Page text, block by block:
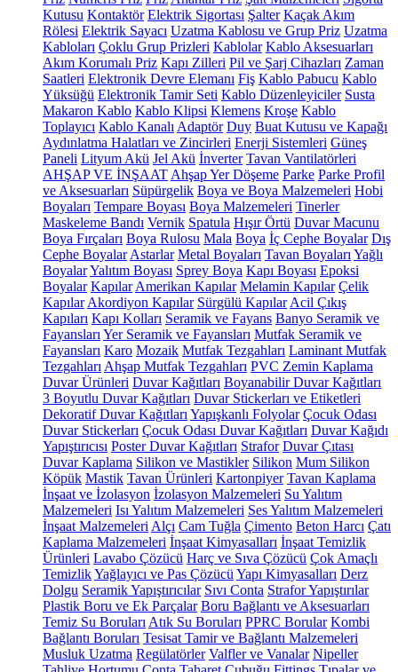
Kutusu Kontaktör Elektrik Sigortası Şalter Kaçak Akım
Rölesi Elektrik Sayacı Uzatma Kablosu ve Grup Priz Uzatma
Kabloları Çoklu Grup Prizleri Kablolar Kablo Aksesuarları
Akım Korumalı Priz Kapı Zilleri Pil ve Şarj Cihazları Zaman
Saatleri Elektronik Devre Elemanı Fiş Kablo Pabucu Kablo
Yüksüğü Elektronik Tamir Seti Kablo Düzenleyiciler Susta
Makaron Kablo Kablo Klipsi Klemens Kroşe Kablo
Toplayıcı Kablo Kanalı Adaptör Duy Buat Kutusu ve Kapağı
Aydınlatma Halatları ve Zincirleri Enerji Sistemleri Güneş
Paneli Lityum Akü Jel Akü İnverter Tavan Vantilatörleri
AHŞAP VE İNŞAAT Ahşap Yer Döşeme Parke Parke Profil
ve Aksesuarları Süpürgelik Boya ve Boya Malzemeleri Hobi
Boyaları Tempare Boyası Boya Malzemeleri Tinerler
Maskeleme Bandı Vernik Spatula Hışır Örtü Duvar Macunu
Boya Fırçaları Boya Rulosu Mala Boya İç Cephe Boyalar Dış
Cephe Boyalar Astarlar Metal Boyaları Tavan Boyaları Yağlı
BoyalarYalıtım Boyası Sprey Boya Kapı Boyası Epoksi
Boyalar Kapılar Amerikan Kapılar Melamin Kapılar Çelik
Kapılar Akordiyon Kapılar Sürgülü Kapılar Acil Çıkış
Kapıları Kapı Kolları Seramik ve Fayans Banyo Seramik ve
Fayansları Yer Seramik ve Fayansları Mutfak Seramik ve
Fayansları Karo Mozaik Mutfak Tezgahları Laminant Mutfak
Tezgahları Ahşap Mutfak Tezgahları PVC Zemin Kaplama
Duvar Ürünleri Duvar Kağıtları Boyanabilir Duvar Kağıtları
3 Boyutlu Duvar Kağıtları Duvar Stickerları ve Etiketleri
Dekoratif Duvar Kağıtları Yapışkanlı Folyolar Çocuk Odası
Duvar Stickerları Çocuk Odası Duvar Kağıtları Duvar Kağıdı
Yapıştırıcısı Poster Duvar Kağıtları Strafor Duvar Çıtası
Duvar Kaplama Silikon ve Mastikler Silikon Mum Silikon
Köpük Mastik Tavan Ürünleri Kartonpiyer Tavan Kaplama
İnşaat ve İzolasyon İzolasyon Malzemeleri Su Yalıtım
Malzemeleri Isı Yalıtım Malzemeleri Ses Yalıtım Malzemeleri
İnşaat Malzemeleri Alçı Cam Tuğla Çimento Beton Harcı Çatı
Kaplama Malzemeleri İnşaat Kimyasalları İnşaat Temizlik
Ürünleri Lavabo Çözücü Harç ve Sıva Çözücü Çok Amaçlı
TemizlikYağlayıcı ve Pas Çözücü Yapı Kimyasalları Derz
Dolgu Seramik Yapıştırıcılar Sıvı Conta Strafor Yapıştırılar
Plastik Boru ve Ek Parçalar Boru Bağlantı ve Aksesuarları
Temiz Su Boruları Atık Su Boruları PPRC Borular Kombi
Bağlantı Boruları Tesisat Tamir ve Bağlantı Malzemeleri
Musluk Uzatma Regülatörler Valfler ve Vanalar Nipeller